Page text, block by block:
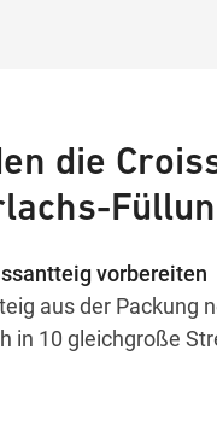
die
vorbereiten
aus der Packung
in 10 gleichgroße